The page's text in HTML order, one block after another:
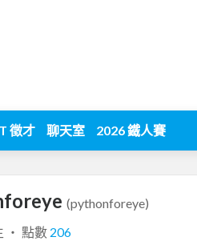
徵才 聊天室 2026 鐵人賽
(pythonforeye)
‧ 點數 206